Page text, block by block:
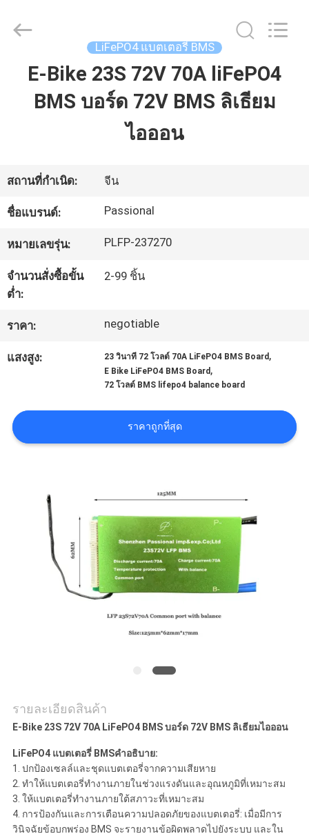
บ้าน
เกี่ยว
กับ
เรา
ทัวร์
โรงงาน
คุณภาพ
PRIVACY
POLICY
Developed
LiFePO4 แบตเตอรี่ BMS
E-Bike 23S 72V 70A liFePO4
BMS บอร์ด 72V BMS ลิเธียม
ไอออน
สถานที่กำเนิด: จีน
ชื่อแบรนด์: Passional
หมายเลขรุ่น: PLFP-237270
จำนวนสั่งซื้อขั้น
ต่ำ:
2-99 ชิ้น
ราคา: negotiable
แสงสูง: 23 วินาที 72 โวลต์ 70A LiFePO4 BMS Board ,
E Bike LiFePO4 BMS Board ,
72 โวลต์ BMS lifepo4 balance board
ราคาถูกที่สุด
รายละเอียดสินค้า
E-Bike 23S 72V 70A LiFePO4 BMS บอร์ด 72V BMS ลิเธียมไอออน
LiFePO4 แบตเตอรี่ BMSคำอธิบาย:
1. ปกป้องเซลล์และชุดแบตเตอรี่จากความเสียหาย
2. ทำให้แบตเตอรี่ทำงานภายในช่วงแรงดันและอุณหภูมิที่เหมาะสม
3. ให้แบตเตอรี่ทำงานภายใต้สภาวะที่เหมาะสม
4. การป้องกันและการเตือนความปลอดภัยของแบตเตอรี่: เมื่อมีการ
วินิจฉัยข้อบกพร่อง BMS จะรายงานข้อผิดพลาดไปยังระบบ และใน